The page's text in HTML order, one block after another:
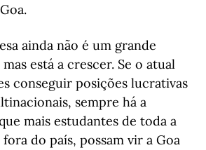
ainda não é um grande
está a crescer. Se o atual
conseguir posições lucrativas
sempre há a
mais estudantes de toda a
do país, possam vir a Goa